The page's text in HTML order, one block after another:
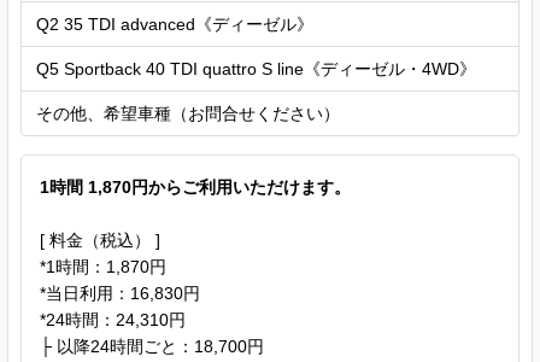
Q2 35 TDI advanced《ディーゼル》
Q5 Sportback 40 TDI quattro S line《ディーゼル・4WD》
その他、希望車種（お問合せください）
1時間 1,870円からご利用いただけます。
[ 料金（税込） ]
*1時間：1,870円
*当日利用：16,830円
*24時間：24,310円
├ 以降24時間ごと：18,700円